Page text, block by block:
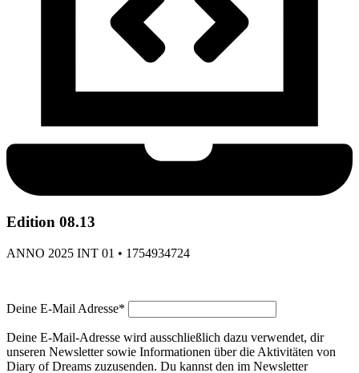
Edition 08.13
ANNO 2025 INT 01 • 1754934724
Deine E-Mail Adresse*
Deine E-Mail-Adresse wird ausschließlich dazu verwendet, dir
unseren Newsletter sowie Informationen über die Aktivitäten von
Diary of Dreams zuzusenden. Du kannst den im Newsletter